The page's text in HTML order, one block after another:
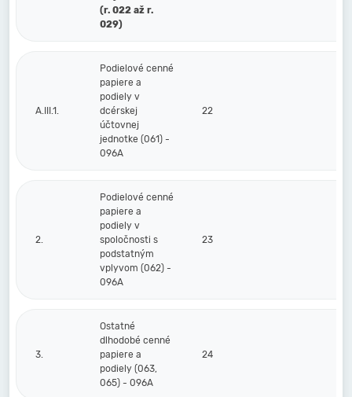
(r. 022 až r.
029)
A.III.1.
Podielové cenné
papiere a
podiely v
dcérskej
účtovnej
jednotke (061) -
096A
22
2.
Podielové cenné
papiere a
podiely v
spoločnosti s
podstatným
vplyvom (062) -
096A
23
3.
Ostatné
dlhodobé cenné
papiere a
podiely (063,
065) - 096A
24